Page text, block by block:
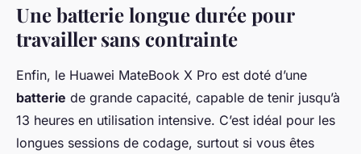
Une batterie longue durée pour
travailler sans contrainte
Enfin, le Huawei MateBook X Pro est doté d’une
batterie de grande capacité, capable de tenir jusqu’à
13 heures en utilisation intensive. C’est idéal pour les
longues sessions de codage, surtout si vous êtes